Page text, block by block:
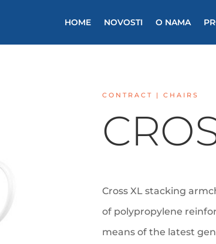
HOME NOVOSTI O NAMA
CONTRACT | CHAIRS
Cross XL stacking
of polypropylene
means of the latest